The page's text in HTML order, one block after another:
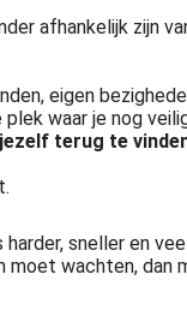
afhankelijk zijn
eigen
waar je nog
terug te
sneller en
wachten,